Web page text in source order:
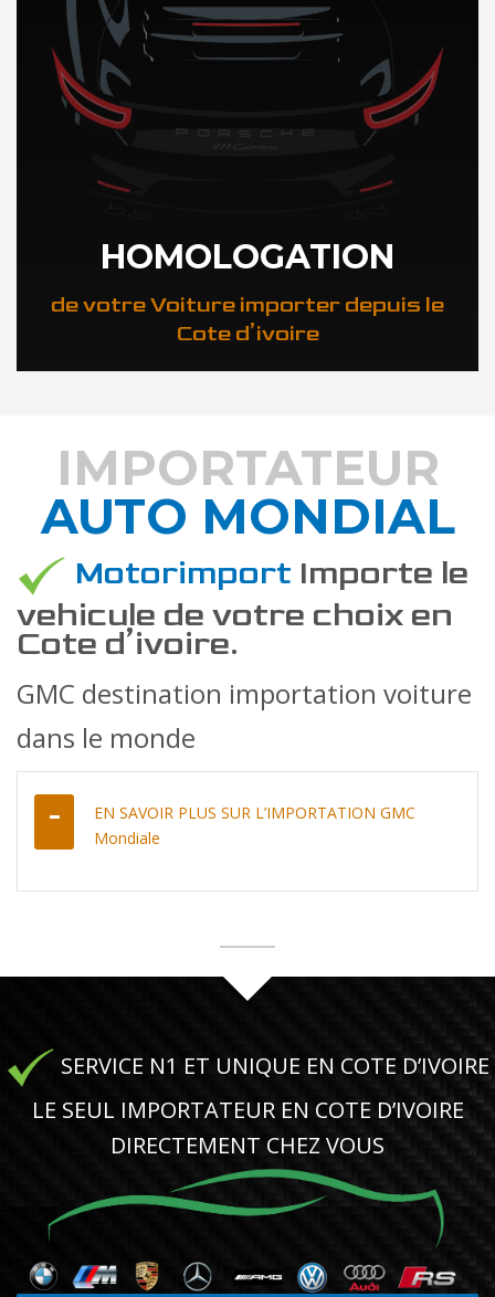
HOMOLOGATION
de votre Voiture importer depuis le
Cote d’ivoire
DÉCOUVREZ COMMENT
IMPORTATEUR
AUTO MONDIAL
Motorimport Importe le
vehicule de votre choix en
Cote d’ivoire.
GMC destination importation voiture
dans le monde
EN SAVOIR PLUS SUR L’IMPORTATION GMC
Mondiale
SERVICE N1 ET UNIQUE EN COTE D’IVOIRE
LE SEUL IMPORTATEUR EN COTE D’IVOIRE
DIRECTEMENT CHEZ VOUS